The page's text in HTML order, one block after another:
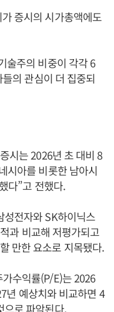
증시의 시가총액에도
술주의 비중이 각각 6
의 관심이 더 집중되
시는 2026년 초 대비 8
시아를 비롯한 남아시
다”고 전했다.
성전자와 SK하이닉스
과 비교해 저평가되고
만한 요소로 지목됐다.
수익률(P/E)는 2026
년 예상치와 비교하면 4
으로 파악된다.